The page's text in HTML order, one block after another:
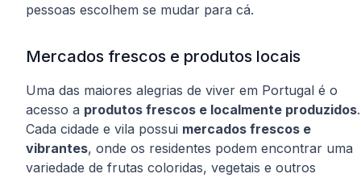
pessoas escolhem se mudar para cá.
Mercados frescos e produtos locais
Uma das maiores alegrias de viver em Portugal é o
acesso a produtos frescos e localmente produzidos.
Cada cidade e vila possui mercados frescos e
vibrantes, onde os residentes podem encontrar uma
variedade de frutas coloridas, vegetais e outros